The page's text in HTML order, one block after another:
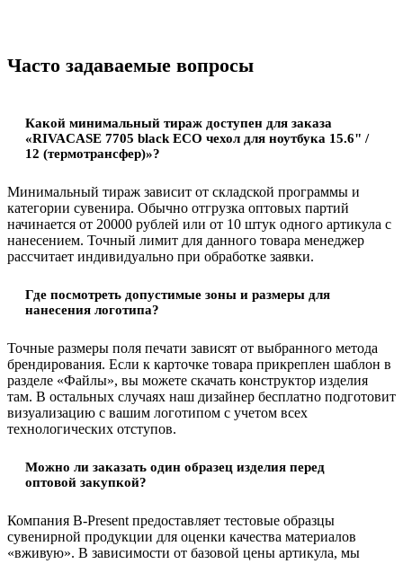
Часто задаваемые вопросы
Какой минимальный тираж доступен для заказа
«RIVACASE 7705 black ECO чехол для ноутбука 15.6" /
12 (термотрансфер)»?
Минимальный тираж зависит от складской программы и
категории сувенира. Обычно отгрузка оптовых партий
начинается от 20000 рублей или от 10 штук одного артикула с
нанесением. Точный лимит для данного товара менеджер
рассчитает индивидуально при обработке заявки.
Где посмотреть допустимые зоны и размеры для
нанесения логотипа?
Точные размеры поля печати зависят от выбранного метода
брендирования. Если к карточке товара прикреплен шаблон в
разделе «Файлы», вы можете скачать конструктор изделия
там. В остальных случаях наш дизайнер бесплатно подготовит
визуализацию с вашим логотипом с учетом всех
технологических отступов.
Можно ли заказать один образец изделия перед
оптовой закупкой?
Компания B-Present предоставляет тестовые образцы
сувенирной продукции для оценки качества материалов
«вживую». В зависимости от базовой цены артикула, мы